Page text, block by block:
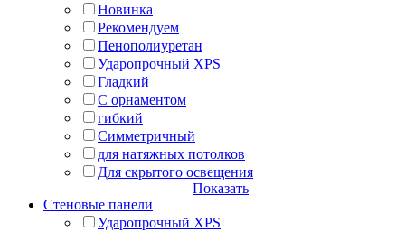
Новинка
Рекомендуем
Пенополиуретан
Ударопрочный XPS
Гладкий
С орнаментом
гибкий
Симметричный
для натяжных потолков
Для скрытого освещения
Показать
Стеновые панели
Ударопрочный XPS